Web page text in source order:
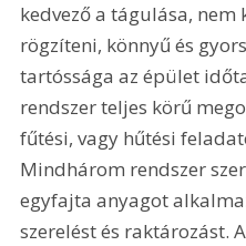
kedvező a tágulása, nem
rögzíteni, könnyű és
tartóssága az épület
rendszer teljes körű
fűtési, vagy hűtési
Mindhárom rendszer
egyfajta anyagot
szerelést és raktározást.